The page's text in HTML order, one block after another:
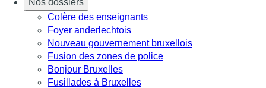
Colère des enseignants
Foyer anderlechtois
Nouveau gouvernement bruxellois
Fusion des zones de police
Bonjour Bruxelles
Fusillades à Bruxelles